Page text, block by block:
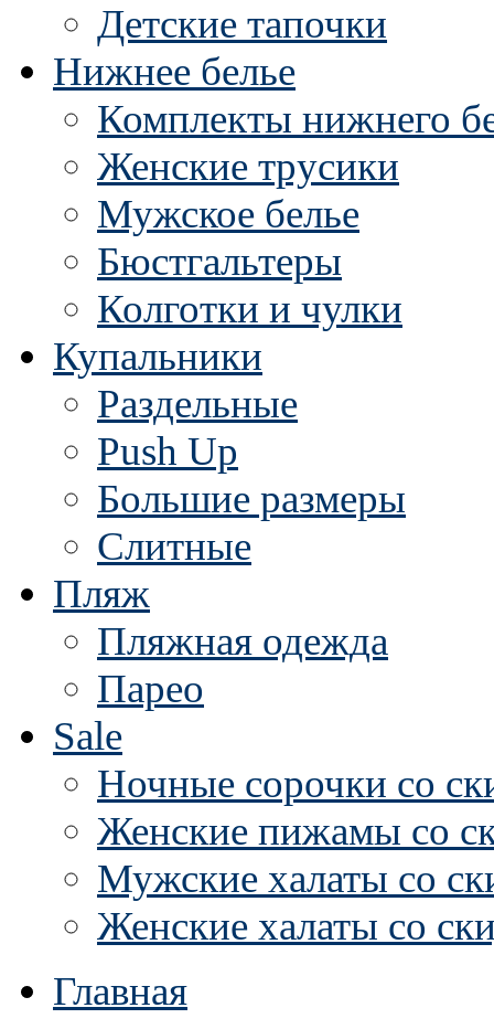
Детские тапочки
Нижнее белье
Комплекты нижнего
Женские трусики
Мужское белье
Бюстгальтеры
Колготки и чулки
Купальники
Раздельные
Push Up
Большие размеры
Слитные
Пляж
Пляжная одежда
Парео
Sale
Ночные сорочки со
Женские пижамы со
Мужские халаты со
Женские халаты со
Главная